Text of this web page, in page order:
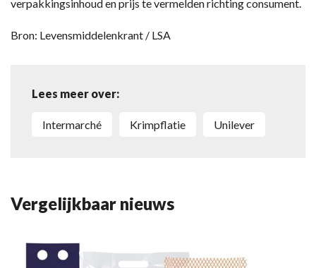
verpakkingsinhoud en prijs te vermelden richting consument.
Bron: Levensmiddelenkrant / LSA
Lees meer over:
Intermarché krimpflatie Unilever
Vergelijkbaar nieuws